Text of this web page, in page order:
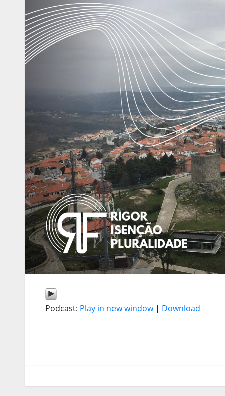
Podcast: Play in new window| Download